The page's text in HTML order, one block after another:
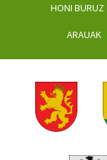
HONI BURUZ
ARAUAK